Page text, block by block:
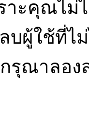
าะคุณไม่
บผู้ใช้ที่ไ
รุณาลอง